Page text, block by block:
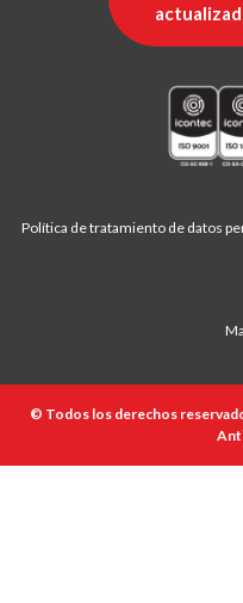
Política de tratamiento de datos
© Todos los derechos